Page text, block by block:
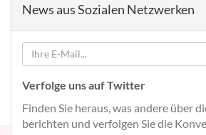
News aus Sozialen Netzwerken
Verfolge uns auf Twitter
Finden Sie heraus, was andere über
berichten und verfolgen Sie die